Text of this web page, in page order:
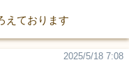
えております
2025/5/18 7:08